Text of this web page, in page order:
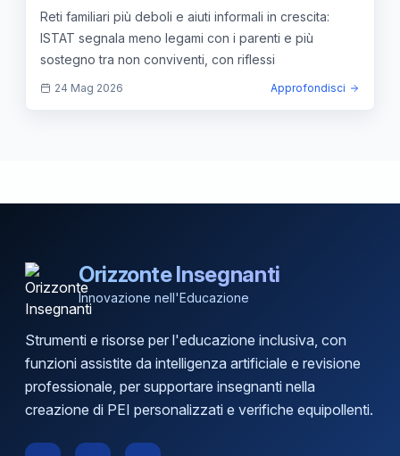
parenti e maggiore sostegno tra non
conviventi
Reti familiari più deboli e aiuti informali in crescita:
ISTAT segnala meno legami con i parenti e più
sostegno tra non conviventi, con riflessi
24 Mag 2026 Approfondisci
Orizzonte Insegnanti
Innovazione nell'Educazione
Strumenti e risorse per l'educazione inclusiva, con
funzioni assistite da intelligenza artificiale e revisione
professionale, per supportare insegnanti nella
creazione di PEI personalizzati e verifiche equipollenti.